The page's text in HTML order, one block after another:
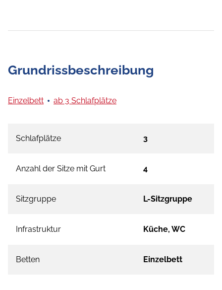
Grundrissbeschreibung
Einzelbett ab 3 Schlafplätze
Schlafplätze 3
Anzahl der Sitze mit Gurt 4
Sitzgruppe L-Sitzgruppe
Infrastruktur Küche, WC
Betten Einzelbett